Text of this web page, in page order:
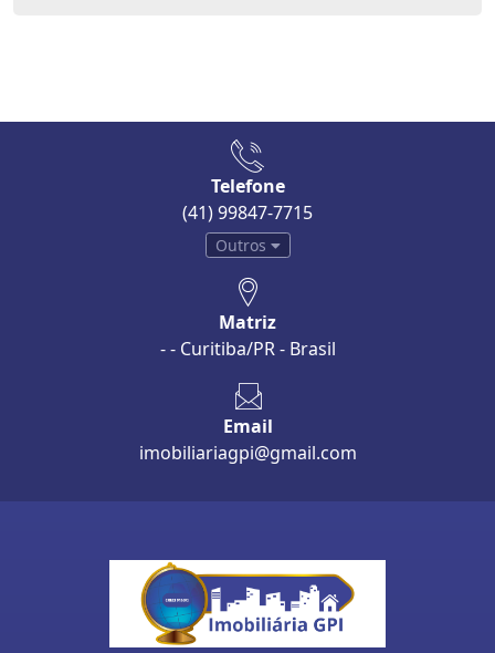
Telefone
(41) 99847-7715
Outros
Matriz
- - Curitiba/PR - Brasil
Email
imobiliariagpi@gmail.com